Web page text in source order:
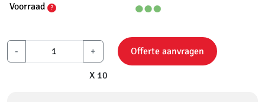
Voorraad
?
- +
X 10
Offerte aanvragen